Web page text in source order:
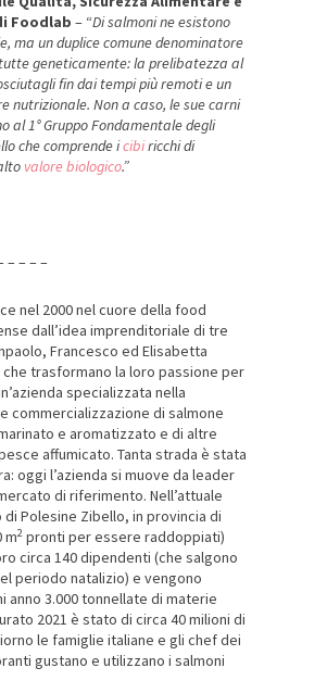
Foodlab – “Di salmoni ne esistono
ma un duplice comune denominatore
geneticamente: la prelibatezza al
fin dai tempi più remoti e un
nutrizionale. Non a caso, le sue carni
al 1° Gruppo Fondamentale degli
che comprende icibiricchi di
valore biologico.”
– – – –
nel 2000 nel cuore della food
dall’idea imprenditoriale di tre
Francesco ed Elisabetta
trasformano la loro passione per
specializzata nella
commercializzazione di salmone
e aromatizzato e di altre
affumicato. Tanta strada è stata
oggi l’azienda si muove da leader
di riferimento. Nell’attuale
Polesine Zibello, in provincia di
m2 pronti per essere raddoppiati)
circa 140 dipendenti (che salgono
periodo natalizio) e vengono
anno 3.000 tonnellate di materie
2021 è stato di circa 40 milioni di
le famiglie italiane e gli chef dei
gustano e utilizzano i salmoni